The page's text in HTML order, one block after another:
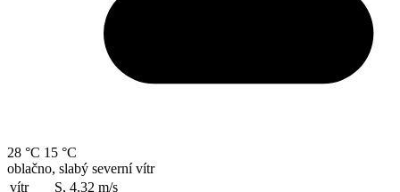
28 °C 15 °C
oblačno, slabý severní vítr
vítr
S, 4.32 m/s